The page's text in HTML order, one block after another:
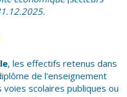
, les effectifs retenus dans
de l’enseignement
scolaires publiques ou